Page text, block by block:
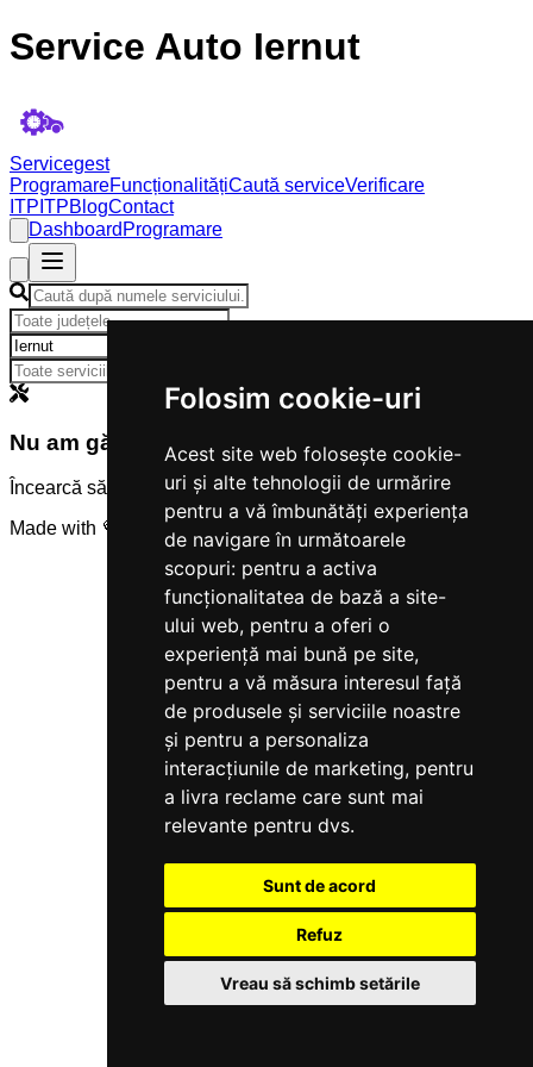
Folosim cookie-uri
Acest site web folosește cookie-
uri și alte tehnologii de urmărire
pentru a vă îmbunătăți experiența
de navigare în următoarele
scopuri: pentru a activa
funcționalitatea de bază a site-
ului web, pentru a oferi o
experiență mai bună pe site,
pentru a vă măsura interesul față
de produsele și serviciile noastre
și pentru a personaliza
interacțiunile de marketing, pentru
a livra reclame care sunt mai
relevante pentru dvs.
Sunt de acord
Refuz
Vreau să schimb setările
Service Auto Iernut
Servicegest
ProgramareFuncționalitățiCaută serviceVerificare
ITP ITPBlogContact
Dashboard Programare
Nu am găsit servicii
Încearcă să modifici criteriile de căutare.
Made with 💜 by
Servicegest